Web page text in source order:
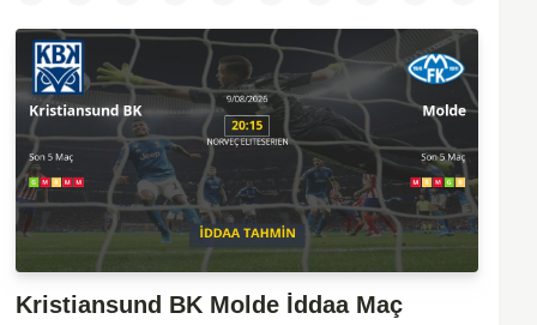
Kristiansund BK Molde İddaa Maç